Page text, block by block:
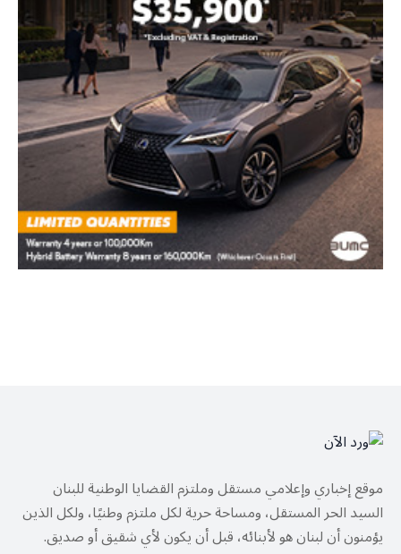
موقع إخباري وإعلامي مستقل وملتزم القضايا الوطنية للبنان
السيد الحر المستقل، ومساحة حرية لكل ملتزم وطنيًا، ولكل الذين
يؤمنون أن لبنان هو لأبنائه، قبل أن يكون لأي شقيق أو صديق.